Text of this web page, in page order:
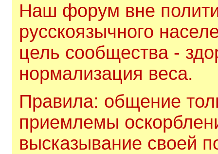
Наш форум вне
русскоязычного
цель сообщества -
нормализация веса.
Правила: общение
приемлемы
высказывание своей